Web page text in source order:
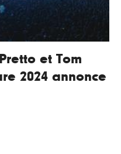
et Tom
2024 annonce